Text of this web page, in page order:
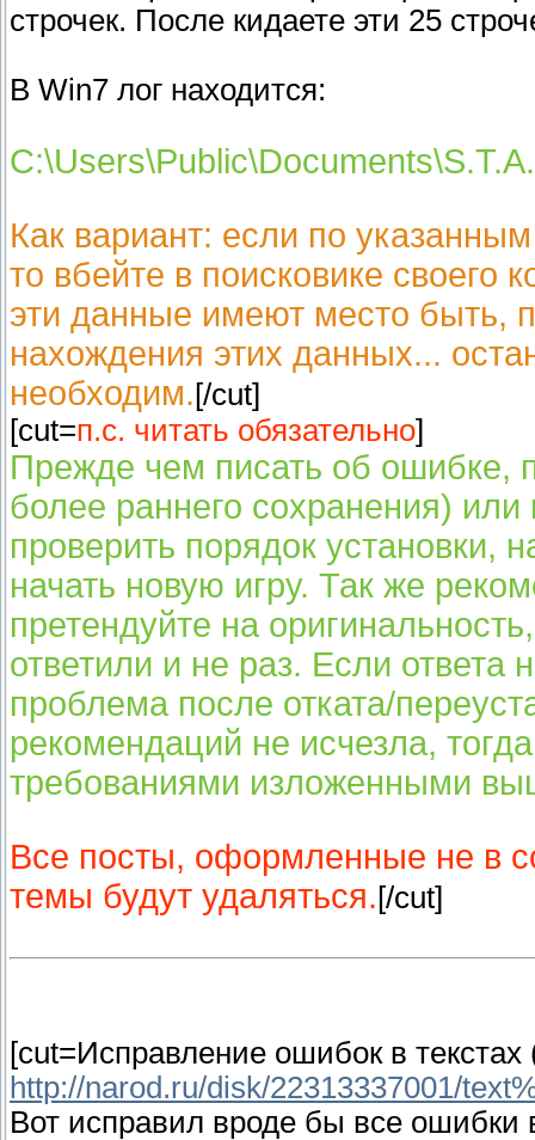
строчек. После кидаете эти 25
В Win7 лог находится:
Как вариант: если по
то вбейте в поисковике своего
эти данные имеют место быть,
нахождения этих данных...
необходим. [/cut]
[cut=п.с. читать обязательно]
Прежде чем писать об ошибке,
более раннего сохранения)
проверить порядок установки,
начать новую игру. Так же
претендуйте на
ответили и не раз. Если ответа
проблема после отката/
рекомендаций не исчезла,
требованиями изложенными
Все посты, оформленные не в
темы будут удаляться. [/cut]
[cut=Исправление ошибок в
http://narod.ru/disk/22313337001/
Вот исправил вроде бы все ошибки